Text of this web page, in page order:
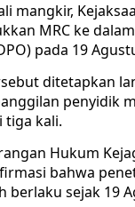
mangkir,
MRC ke
pada 19
ditetapkan
penyidik
tiga kali.
Hukum
bahwa
berlaku sejak 19